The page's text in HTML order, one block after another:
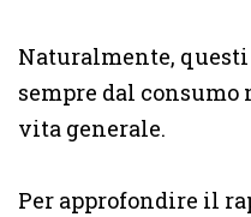
Naturalmente,
sempre dal consumo
vita generale.
Per approfondire il